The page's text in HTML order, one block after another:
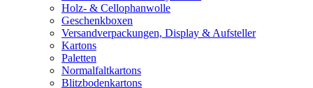
Holz- & Cellophanwolle
Geschenkboxen
Versandverpackungen, Display & Aufsteller
Kartons
Paletten
Normalfaltkartons
Blitzbodenkartons